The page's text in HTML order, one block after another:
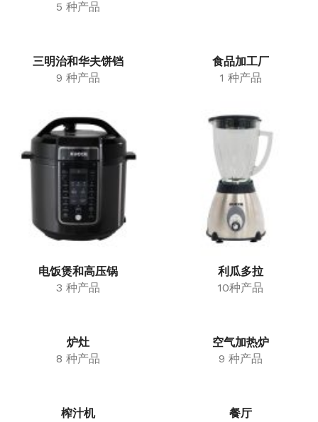
5 种产品
三明治和华夫饼铛
9 种产品
食品加工厂
1 种产品
电饭煲和高压锅
3 种产品
利瓜多拉
10种产品
炉灶
8 种产品
空气加热炉
9 种产品
榨汁机 餐厅